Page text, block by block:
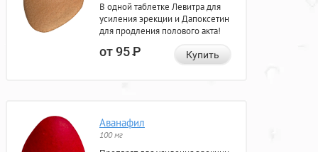
В одной таблетке Левитра для
усиления эрекции и Дапоксетин
для продления полового акта!
от 95Р Купить
Аванафил
100 мг